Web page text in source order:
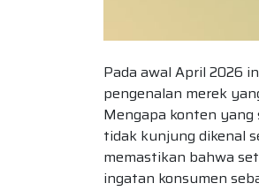
Pada awal April 2026
pengenalan merek
Mengapa konten
tidak kunjung dikenal
memastikan bahwa
ingatan konsumen